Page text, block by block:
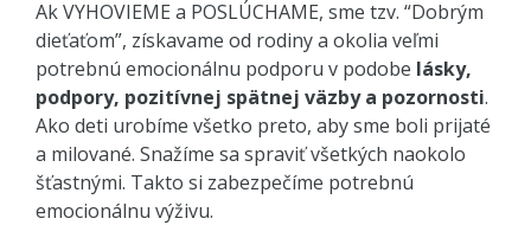
Ak VYHOVIEME a POSLÚCHAME, sme tzv. “Dobrým
dieťaťom”, získavame od rodiny a okolia veľmi
potrebnú emocionálnu podporu v podobe lásky,
podpory, pozitívnej spätnej väzby a pozornosti.
Ako deti urobíme všetko preto, aby sme boli prijaté
a milované. Snažíme sa spraviť všetkých naokolo
šťastnými. Takto si zabezpečíme potrebnú
emocionálnu výživu.